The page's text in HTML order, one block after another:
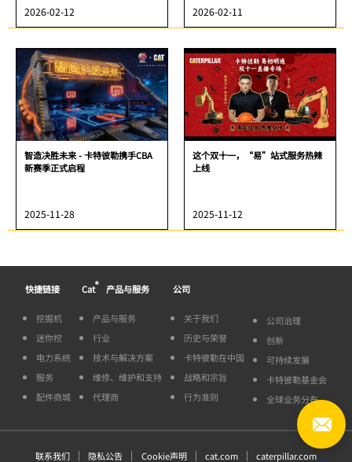
2026-02-12 2026-02-11
智造决胜未来 - 卡特彼勒携手CBA
新赛季正式启程
2025-11-28
这个双十一，“易”站式服务热辣
上线
2025-11-12
快捷链接
挖掘机
迷你挖
电力系统
服务
配件商城
Cat® 产品与服务
产品与服务
行业
技术与解决方案
维修、维护和支持
代理商
公司
关于我们
历史与荣誉
卡特彼勒在中国
战略和宗旨
行为准则
公司治理
创新
可持续发展
卡特彼勒基金会
全球业务分布
联系我们 隐私公告 Cookie声明 cat.com caterpillar.com